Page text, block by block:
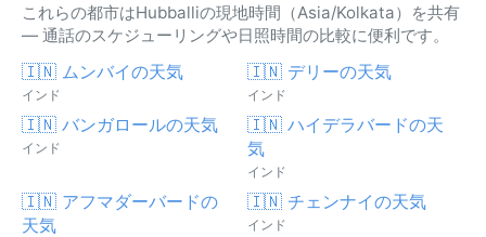
これらの都市はHubballiの現地時間（Asia/Kolkata）を共有
— 通話のスケジューリングや日照時間の比較に便利です。
🇮🇳 ムンバイの天気
インド
🇮🇳 デリーの天気
インド
🇮🇳 バンガロールの天気
インド
🇮🇳 ハイデラバードの天
気
インド
🇮🇳 アフマダーバードの
天気
🇮🇳 チェンナイの天気
インド